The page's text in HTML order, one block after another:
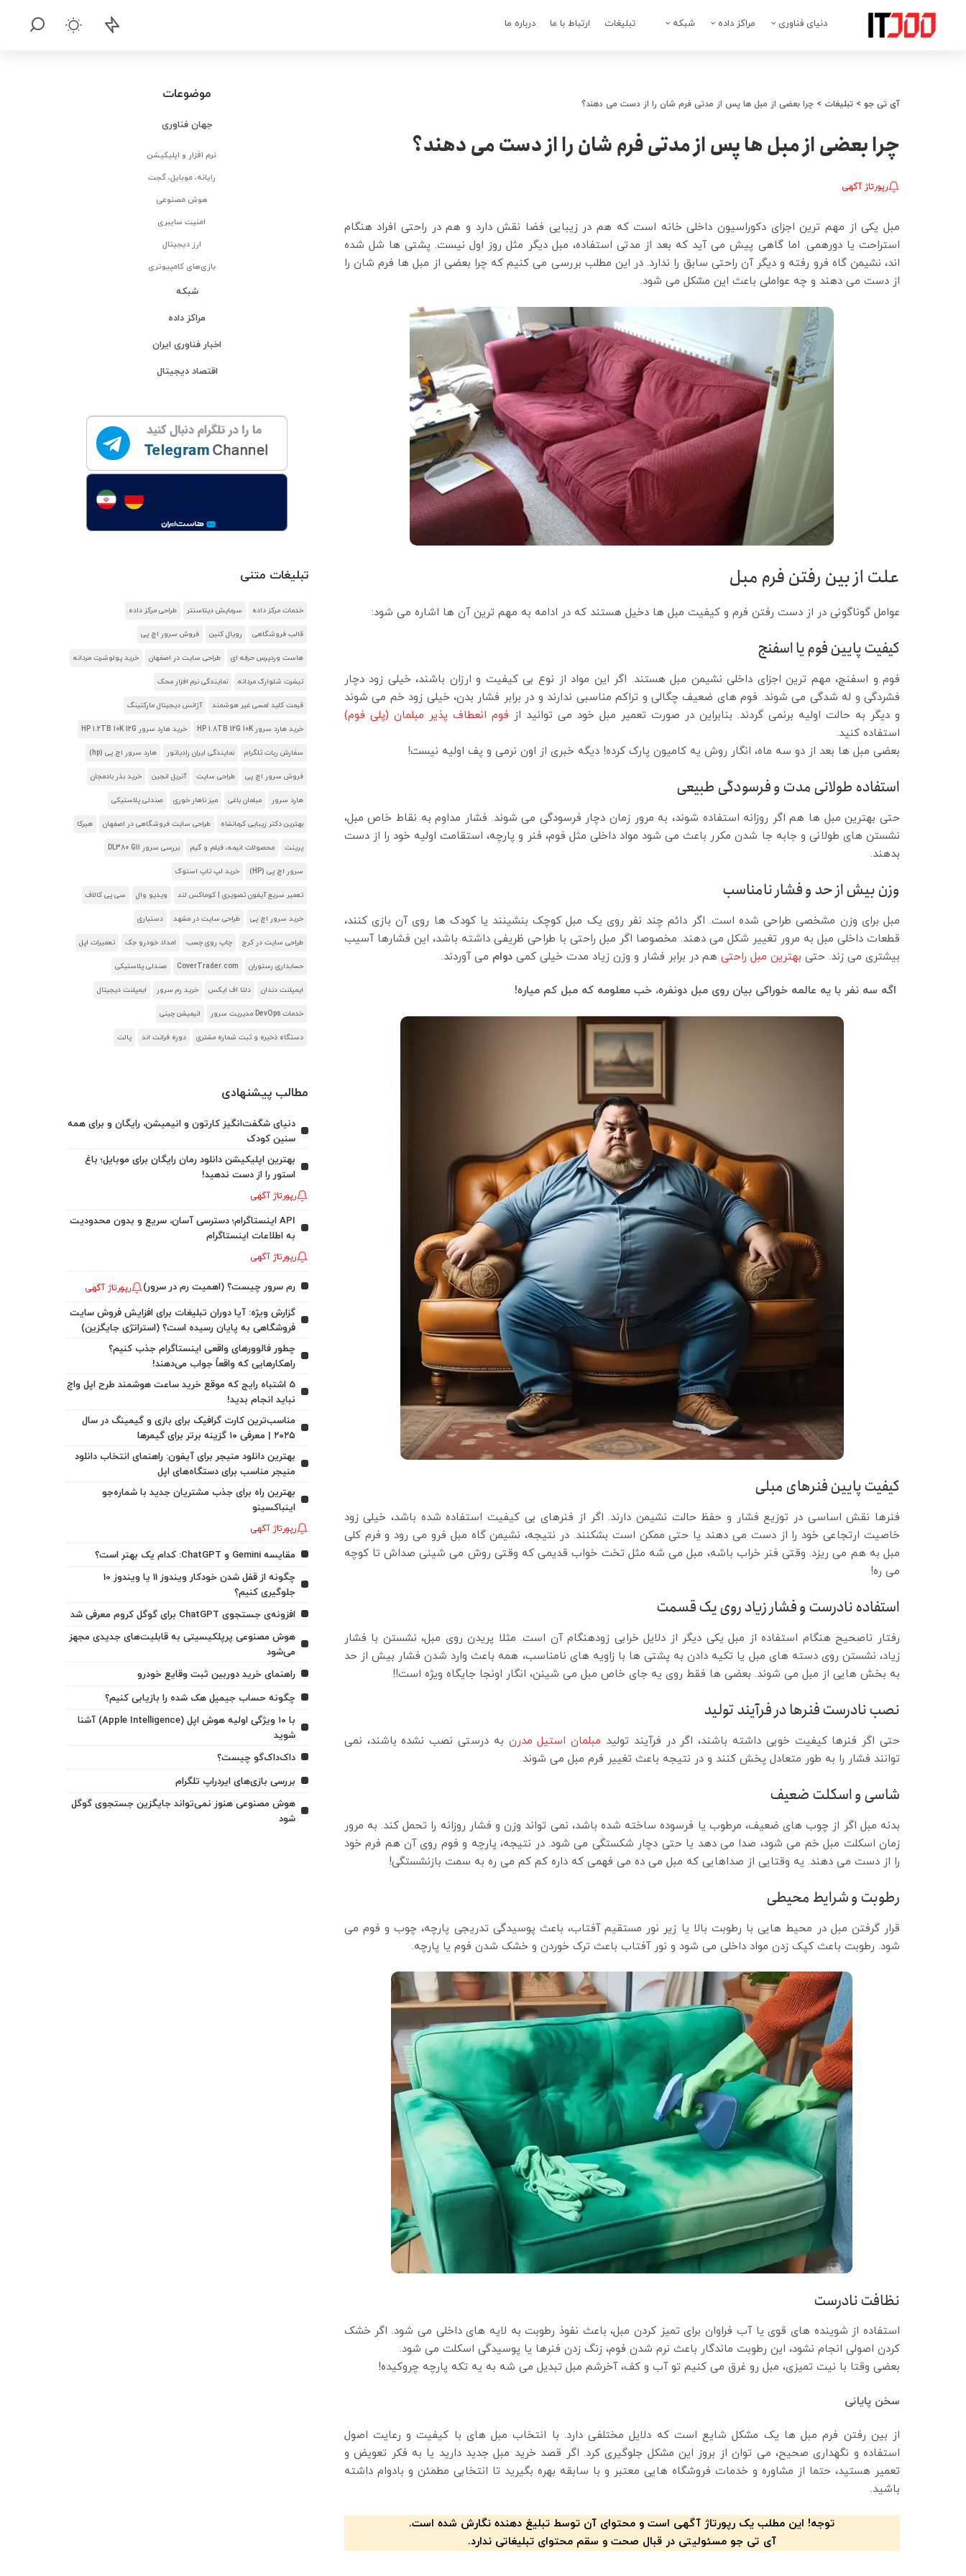
دنیای فناوری مراکز داده شبکه تبلیغات ارتباط با ما درباره ما
آی تی جو > تبلیغات > چرا بعضی از مبل ها پس از مدتی فرم‌ شان را از دست می دهند؟
چرا بعضی از مبل ها پس از مدتی فرم‌ شان را از دست می دهند؟
رپورتاژ آگهی
مبل یکی از مهم ترین اجزای دکوراسیون داخلی خانه است که هم در زیبایی فضا نقش دارد و هم در راحتی افراد هنگام
استراحت یا دورهمی. اما گاهی پیش می آید که بعد از مدتی استفاده، مبل دیگر مثل روز اول نیست. پشتی ها شل شده
اند، نشیمن گاه فرو رفته و دیگر آن راحتی سابق را ندارد. در این مطلب بررسی می کنیم که چرا بعضی از مبل ها فرم شان را
از دست می دهند و چه عواملی باعث این مشکل می شود.
علت از بین رفتن فرم مبل
عوامل گوناگونی در از دست رفتن فرم و کیفیت مبل‌ ها دخیل هستند که در ادامه به مهم‌ ترین آن‌ ها اشاره می‌ شود:
کیفیت پایین فوم یا اسفنج
فوم و اسفنج، مهم ترین اجزای داخلی نشیمن مبل هستند. اگر این مواد از نوع بی کیفیت و ارزان باشند، خیلی زود دچار
فشردگی و له شدگی می شوند. فوم های ضعیف چگالی و تراکم مناسبی ندارند و در برابر فشار بدن، خیلی زود خم می شوند
و دیگر به حالت اولیه برنمی گردند. بنابراین در صورت تعمیر مبل خود می توانید از فوم انعطاف پذیر مبلمان (پلی فوم)
استفاده کنید.
بعضی مبل ها بعد از دو سه ماه، انگار روش یه کامیون پارک کرده! دیگه خبری از اون نرمی و پف اولیه نیست!
استفاده طولانی مدت و فرسودگی طبیعی
حتی بهترین مبل ها هم اگر روزانه استفاده شوند، به مرور زمان دچار فرسودگی می شوند. فشار مداوم به نقاط خاص مبل،
نشستن های طولانی و جابه جا شدن مکرر باعث می شود مواد داخلی مثل فوم، فنر و پارچه، استقامت اولیه خود را از دست
بدهند.
وزن بیش از حد و فشار نامناسب
مبل برای وزن مشخصی طراحی شده است. اگر دائم چند نفر روی یک مبل کوچک بنشینند یا کودک ها روی آن بازی کنند،
قطعات داخلی مبل به مرور تغییر شکل می دهند. مخصوصا اگر مبل راحتی با طراحی ظریفی داشته باشد، این فشارها آسیب
بیشتری می زند. حتی بهترین مبل راحتی هم در برابر فشار و وزن زیاد مدت خیلی کمی دوام می آوردند.
اگه سه نفر با یه عالمه خوراکی بیان روی مبل دونفره، خب معلومه که مبل کم میاره!
کیفیت پایین فنرهای مبلی
فنرها نقش اساسی در توزیع فشار و حفظ حالت نشیمن دارند. اگر از فنرهای بی کیفیت استفاده شده باشد، خیلی زود
خاصیت ارتجاعی خود را از دست می دهند یا حتی ممکن است بشکنند. در نتیجه، نشیمن گاه مبل فرو می رود و فرم کلی
مبل به هم می ریزد. وقتی فنر خراب باشه، مبل می شه مثل تخت خواب قدیمی که وقتی روش می شینی صداش تا کوچه
می ره!
استفاده نادرست و فشار زیاد روی یک قسمت
رفتار ناصحیح هنگام استفاده از مبل یکی دیگر از دلایل خرابی زودهنگام آن است. مثلا پریدن روی مبل، نشستن با فشار
زیاد، نشستن روی دسته های مبل یا تکیه دادن به پشتی ها با زاویه های نامناسب، همه باعث وارد شدن فشار بیش از حد
به بخش هایی از مبل می شوند. بعضی ها فقط روی یه جای خاص مبل می شینن، انگار اونجا جایگاه ویژه است!!
نصب نادرست فنرها در فرآیند تولید
حتی اگر فنرها کیفیت خوبی داشته باشند، اگر در فرآیند تولید مبلمان استیل مدرن به درستی نصب نشده باشند، نمی
توانند فشار را به طور متعادل پخش کنند و در نتیجه باعث تغییر فرم مبل می شوند.
شاسی و اسکلت ضعیف
بدنه مبل اگر از چوب های ضعیف، مرطوب یا فرسوده ساخته شده باشد، نمی تواند وزن و فشار روزانه را تحمل کند. به مرور
زمان اسکلت مبل خم می شود، صدا می دهد یا حتی دچار شکستگی می شود. در نتیجه، پارچه و فوم روی آن هم فرم خود
را از دست می دهند. یه وقتایی از صداهایی که مبل می ده می فهمی که داره کم کم می ره به سمت بازنشستگی!
رطوبت و شرایط محیطی
قرار گرفتن مبل در محیط هایی با رطوبت بالا یا زیر نور مستقیم آفتاب، باعث پوسیدگی تدریجی پارچه، چوب و فوم می
شود. رطوبت باعث کپک زدن مواد داخلی می شود و نور آفتاب باعث ترک خوردن و خشک شدن فوم یا پارچه.
نظافت نادرست
استفاده از شوینده های قوی یا آب فراوان برای تمیز کردن مبل، باعث نفوذ رطوبت به لایه های داخلی می شود. اگر خشک
کردن اصولی انجام نشود، این رطوبت ماندگار باعث نرم شدن فوم، زنگ زدن فنرها یا پوسیدگی اسکلت می شود.
بعضی وقتا با نیت تمیزی، مبل رو غرق می کنیم تو آب و کف، آخرشم مبل تبدیل می شه به یه تکه پارچه چروکیده!
سخن پایانی
از بین رفتن فرم مبل ها یک مشکل شایع است که دلایل مختلفی دارد. با انتخاب مبل های با کیفیت و رعایت اصول
استفاده و نگهداری صحیح، می توان از بروز این مشکل جلوگیری کرد. اگر قصد خرید مبل جدید دارید یا به فکر تعویض و
تعمیر هستید، حتما از مشاوره و خدمات فروشگاه هایی معتبر و با سابقه بهره بگیرید تا انتخابی مطمئن و بادوام داشته
باشید.
توجه! این مطلب یک رپورتاژ آگهی است و محتوای آن توسط تبلیغ دهنده نگارش شده است.
آی تی جو مسئولیتی در قبال صحت و سقم محتوای تبلیغاتی ندارد.
موضوعات
جهان فناوری
نرم افزار و اپلیکیشن
رایانه، موبایل، گجت
هوش مصنوعی
امنیت سایبری
ارز دیجیتال
بازی‌های کامپیوتری
شبکه
مراکز داده
اخبار فناوری ایران
اقتصاد دیجیتال
تبلیغات متنی
خدمات مرکز داده سرمایش دیتاسنتر طراحی مرکز داده
قالب فروشگاهی رویال کنین فروش سرور اچ پی
هاست وردپرس حرفه ای طراحی سایت در اصفهان خرید پولوشرت مردانه
تیشرت شلوارک مردانه نمایندگی نرم افزار محک
قیمت کلید لمسی غیر هوشمند آژانس دیجیتال مارکتینگ
خرید هارد سرور HP 1.8TB 12G 10K خرید هارد سرور HP 1.2TB 10K 12G
سفارش ربات تلگرام نمایندگی ایران رادیاتور هارد سرور اچ پی (hp)
فروش سرور اچ پی طراحی سایت آنریل انجین خرید بذر بادمجان
هارد سرور مبلمان باغی میز ناهار خوری صندلی پلاستیکی
بهترین دکتر زیبایی کرمانشاه طراحی سایت فروشگاهی در اصفهان هیرکا
پرینت محصولات انیمه، فیلم و گیم بررسی سرور DL380 G11
سرور اچ پی (HP) خرید لپ تاپ استوک
تعمیر سریع آیفون تصویری | کوماکس لند ویدیو وال سی پی کالاف
خرید سرور اچ پی طراحی سایت در مشهد دستیاری
طراحی سایت در کرج چاپ روی چسب امداد خودرو جک تعمیرات اپل
حسابداری رستوران CoverTrader.com صندلی پلاستیکی
ایمپلنت دندان دلتا اف ایکس خرید رم سرور ایمپلنت دیجیتال
خدمات DevOps مدیریت سرور انیمیشن چینی
دستگاه ذخیره و ثبت شماره مشتری دوره فرانت اند پالت
مطالب پیشنهادی
دنیای شگفت‌انگیز کارتون و انیمیشن، رایگان و برای همه
سنین کودک
بهترین اپلیکیشن دانلود رمان رایگان برای موبایل؛ باغ
استور را از دست ندهید!
رپورتاژ آگهی
API اینستاگرام؛ دسترسی آسان، سریع و بدون محدودیت
به اطلاعات اینستاگرام
رپورتاژ آگهی
رم سرور چیست؟ (اهمیت رم در سرور) رپورتاژ آگهی
گزارش ویژه: آیا دوران تبلیغات برای افزایش فروش سایت
فروشگاهی به پایان رسیده است؟ (استراتژی جایگزین)
چطور فالوورهای واقعی اینستاگرام جذب کنیم؟
راهکارهایی که واقعاً جواب می‌دهند!
5 اشتباه رایج که موقع خرید ساعت هوشمند طرح اپل واچ
نباید انجام بدید!
مناسب‌ترین کارت گرافیک برای بازی و گیمینگ در سال
۲۰۲۵ | معرفی ۱۰ گزینه برتر برای گیمرها
بهترین دانلود منیجر برای آیفون: راهنمای انتخاب دانلود
منیجر مناسب برای دستگاه‌های اپل
بهترین راه برای جذب مشتریان جدید با شماره‌جو
اینباکسینو
رپورتاژ آگهی
مقایسه Gemini و ChatGPT: کدام یک بهتر است؟
چگونه از قفل شدن خودکار ویندوز 11 یا ویندوز 10
جلوگیری کنیم؟
افزونه‌ی جستجوی ChatGPT برای گوگل کروم معرفی شد
هوش مصنوعی پرپلکیسیتی به قابلیت‌های جدیدی مجهز
می‌شود
راهنمای خرید دوربین ثبت وقایع خودرو
چگونه حساب جیمیل هک شده را بازیابی کنیم؟
با ۱۰ ویژگی اولیه هوش اپل (Apple Intelligence) آشنا
شوید
داک‌داک‌گو چیست؟
بررسی بازی‌های ایردراپ تلگرام
هوش مصنوعی هنوز نمی‌تواند جایگزین جستجوی گوگل
شود